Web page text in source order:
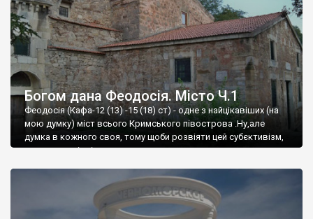
Богом дана Феодосія. Місто Ч.1
Феодосія (Кафа-12 (13) -15 (18) ст) - одне з найцікавіших (на
мою думку) міст всього Кримського півострова .Ну,але
думка в кожного своя, тому щоби розвіяти цей субєктивізм,
запрошую відвідати це